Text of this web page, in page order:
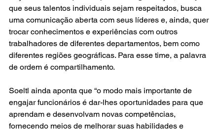
que seus talentos individuais sejam respeitados, busca
uma comunicação aberta com seus líderes e, ainda, quer
trocar conhecimentos e experiências com outros
trabalhadores de diferentes departamentos, bem como
diferentes regiões geográficas. Para esse time, a palavra
de ordem é compartilhamento.
Soeltl ainda aponta que “o modo mais importante de
engajar funcionários é dar-lhes oportunidades para que
aprendam e desenvolvam novas competências,
fornecendo meios de melhorar suas habilidades e